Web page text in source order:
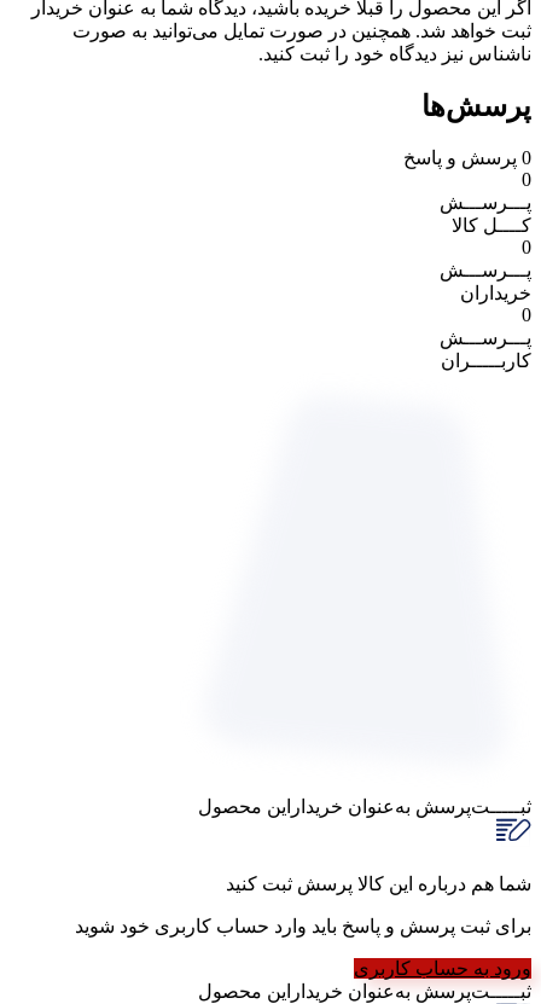
اگر این محصول را قبلا خریده باشید، دیدگاه شما به عنوان خریدار
ثبت خواهد شد. همچنین در صورت تمایل می‌توانید به صورت
ناشناس نیز دیدگاه خود را ثبت کنید.
پرسش‌ها
0 پرسش و پاسخ
0
پـــرســـش
کــــل کالا
0
پـــرســـش
خریداران
0
پـــرســـش
کاربـــــران
ثبـــــت‌پرسش به‌عنوان ‌خریدار‌این‌ محصول
شما هم درباره این کالا پرسش ثبت کنید
برای ثبت پرسش و پاسخ باید وارد حساب کاربری خود شوید
ورود به حساب کاربری
ثبـــــت‌پرسشبه‌عنوان ‌خریدار‌این‌ محصول